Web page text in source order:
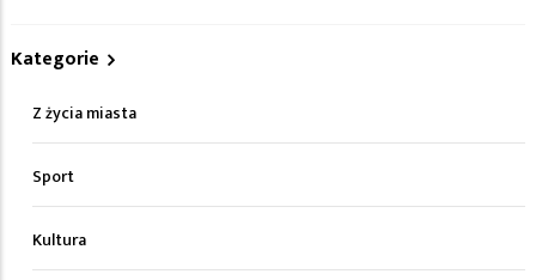
Kategorie
Z życia miasta
Sport
Kultura